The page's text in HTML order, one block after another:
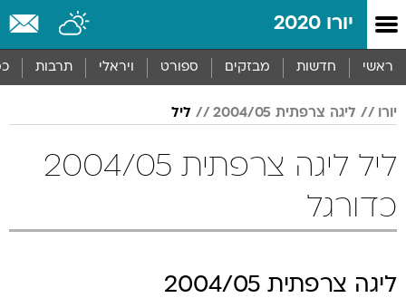
יורו 2020
ראשי חדשות מבזקים ספורט ויראלי תרבות
יורו ליגה צרפתית 2004/05 ליל
ליל ליגה צרפתית 2004/05
כדורגל
ליגה צרפתית 2004/05